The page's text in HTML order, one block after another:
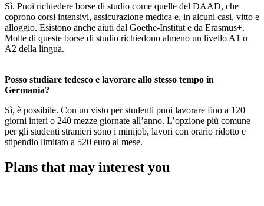
Sì. Puoi richiedere borse di studio come quelle del DAAD, che
coprono corsi intensivi, assicurazione medica e, in alcuni casi, vitto e
alloggio. Esistono anche aiuti dal Goethe-Institut e da Erasmus+.
Molte di queste borse di studio richiedono almeno un livello A1 o
A2 della lingua.
Posso studiare tedesco e lavorare allo stesso tempo in
Germania?
Sì, è possibile. Con un visto per studenti puoi lavorare fino a 120
giorni interi o 240 mezze giornate all’anno. L’opzione più comune
per gli studenti stranieri sono i minijob, lavori con orario ridotto e
stipendio limitato a 520 euro al mese.
Plans that may interest you